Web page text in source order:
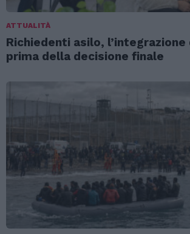
ATTUALITÀ
Richiedenti asilo, l’integrazione
prima della decisione finale